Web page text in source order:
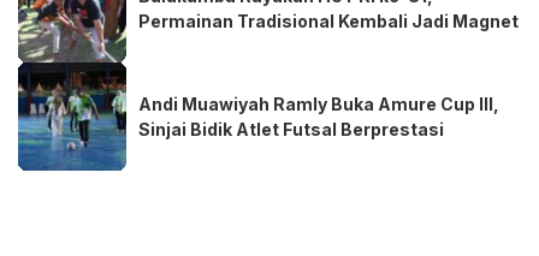
Permainan Tradisional Kembali Jadi Magnet
Andi Muawiyah Ramly Buka Amure Cup III,
Sinjai Bidik Atlet Futsal Berprestasi